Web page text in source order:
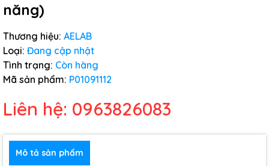
năng)
Thương hiệu: AELAB
Loại: Đang cập nhật
Tình trạng: Còn hàng
Mã sản phẩm: P01091112
Liên hệ: 0963826083
Mô tả sản phẩm